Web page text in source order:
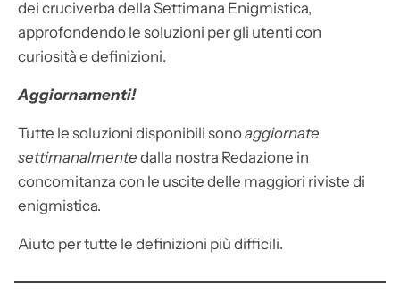
dei cruciverba della Settimana Enigmistica,
approfondendo le soluzioni per gli utenti con
curiosità e definizioni.
Aggiornamenti!
Tutte le soluzioni disponibili sonoaggiornate
settimanalmente dalla nostra Redazione in
concomitanza con le uscite delle maggiori riviste di
enigmistica.
Aiuto per tutte le definizioni più difficili.